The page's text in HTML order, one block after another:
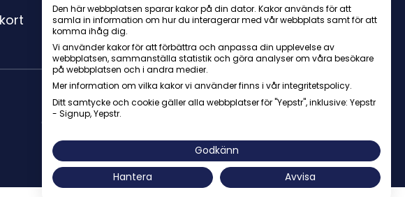
© Yepstr AB・Org. 556997-9817・Arenavägen 39, 121 77 Johanneshov
Den här webbplatsen sparar kakor på din dator. Kakor används för att
samla in information om hur du interagerar med vår webbplats samt för att
komma ihåg dig.
Vi använder kakor för att förbättra och anpassa din upplevelse av
webbplatsen, sammanställa statistik och göra analyser om våra besökare
på webbplatsen och i andra medier.
Mer information om vilka kakor vi använder finns i vår integritetspolicy.
Ditt samtycke och cookie gäller alla webbplatser för "Yepstr", inklusive: Yepstr
- Signup, Yepstr.
Godkänn
Hantera
Avvisa